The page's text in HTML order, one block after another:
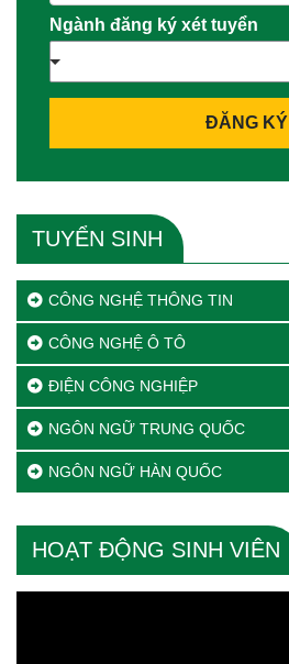
Ngành đăng ký xét tuyển
ĐĂNG KÝ
TUYỂN SINH
CÔNG NGHỆ THÔNG TIN
CÔNG NGHỆ Ô TÔ
ĐIỆN CÔNG NGHIỆP
NGÔN NGỮ TRUNG QUỐC
NGÔN NGỮ HÀN QUỐC
HOẠT ĐỘNG SINH VIÊN